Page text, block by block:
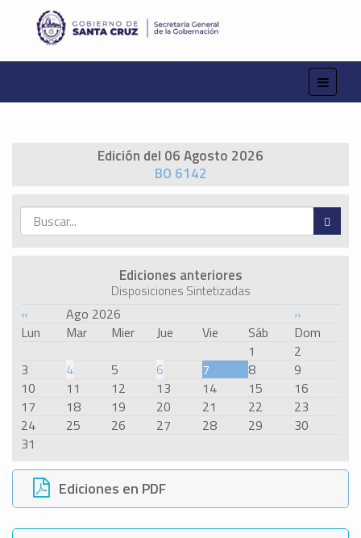
Edición del 06 Agosto 2026
BO 6142
Ediciones anteriores
Disposiciones Sintetizadas
« Ago 2026
»
Lun
Mar Mier Jue Vie Sáb
Dom
1
2
3
4 5 6 7 8
9
10
11 12 13 14 15
16
17
18 19 20 21 22
23
24
25 26 27 28 29
30
31
Ediciones en PDF